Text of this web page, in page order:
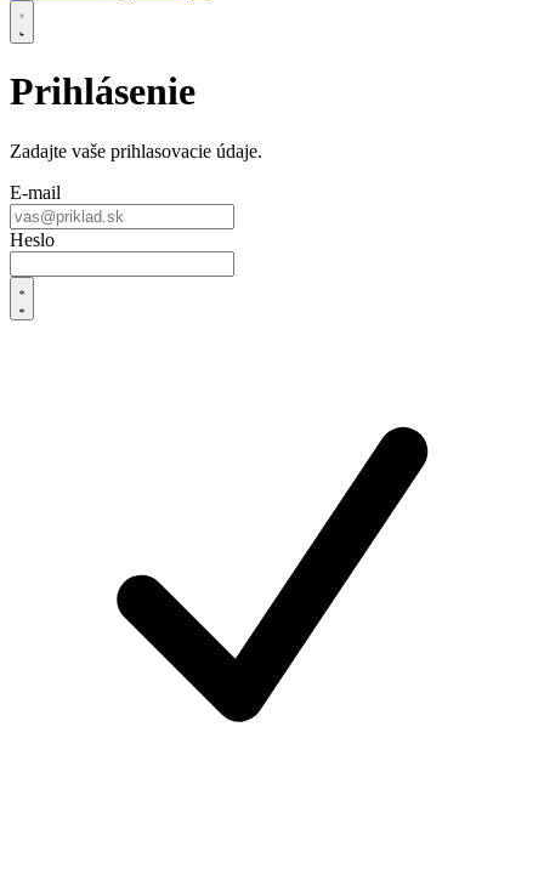
Prihlásenie
Zadajte vaše prihlasovacie údaje.
E‑mail
Heslo